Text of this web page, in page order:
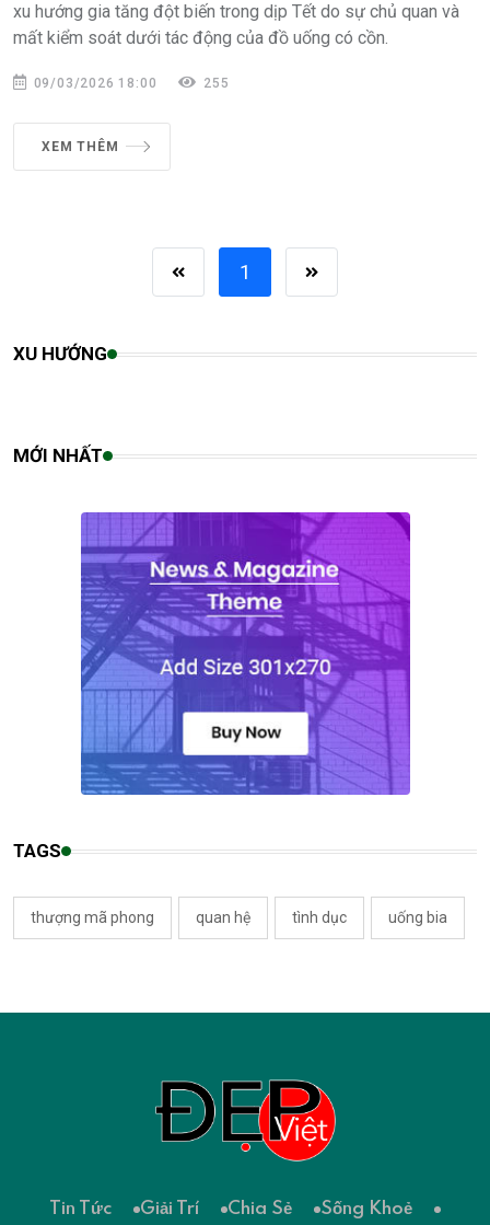
xu hướng gia tăng đột biến trong dịp Tết do sự chủ quan và
mất kiểm soát dưới tác động của đồ uống có cồn.
09/03/2026 18:00 255
XEM THÊM
1
XU HƯỚNG
MỚI NHẤT
TAGS
thượng mã phong quan hệ tình dục uống bia
Tin Tức Giải Trí Chia Sẻ Sống Khoẻ